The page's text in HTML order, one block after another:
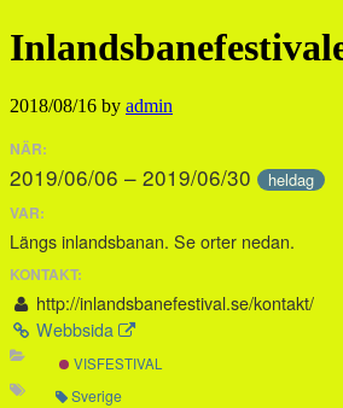
2018/08/16 by admin
NÄR:
2019/06/06 – 2019/06/30 heldag
VAR:
Längs inlandsbanan. Se orter nedan.
KONTAKT:
http://inlandsbanefestival.se/kontakt/
Webbsida
VISFESTIVAL
Sverige